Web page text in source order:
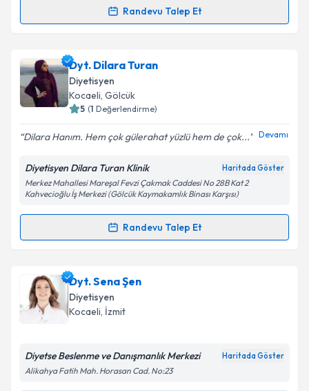
Takvim Talebini Gönder
Randevu Talep Et
Randevu Takvimi Talebi
Dyt. Sevde Erimiçin randevu takvimi talebi oluşturun.
Size bu uzmandan randevu almanız için bir takvim
hazırlandığında e-posta ile bilgilendireceğiz.
Kişisel verilerimin işlenmesine ilişkinAydınlatma
Metni 'ni okudum ve kişisel verilerimin belirtilen
kapsamda işlenmesini kabul ediyorum.
Dyt. Dilara Turan
Diyetisyen
Kocaeli, Gölcük
5 (1 Değerlendirme)
Dilara Hanım. Hem çok gülerahat yüzlü hem de çok... Devamı
Diyetisyen Dilara Turan Klinik Haritada Göster
Merkez Mahallesi Mareşal Fevzi Çakmak Caddesi No 28B Kat 2
Kahvecioğlu İş Merkezi (Gölcük Kaymakamlık Binası Karşısı)
Randevu Talep Et
Randevu Takvimi Talebi
Dyt. Dilara Turaniçin randevu takvimi talebi
oluşturun. Size bu uzmandan randevu almanız için bir
takvim hazırlandığında e-posta ile bilgilendireceğiz.
Dyt. Sena Şen
Diyetisyen
Kocaeli, İzmit
Diyetse Beslenme ve Danışmanlık Merkezi Haritada Göster
Alikahya Fatih Mah. Horasan Cad. No:23